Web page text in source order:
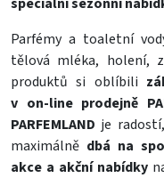
Parfémy a toaletní
tělová mléka, holení,
produktů si oblíbili
v on-line prodejně
PARFEMLAND je
maximálně dbá na
akce a akční nabídky